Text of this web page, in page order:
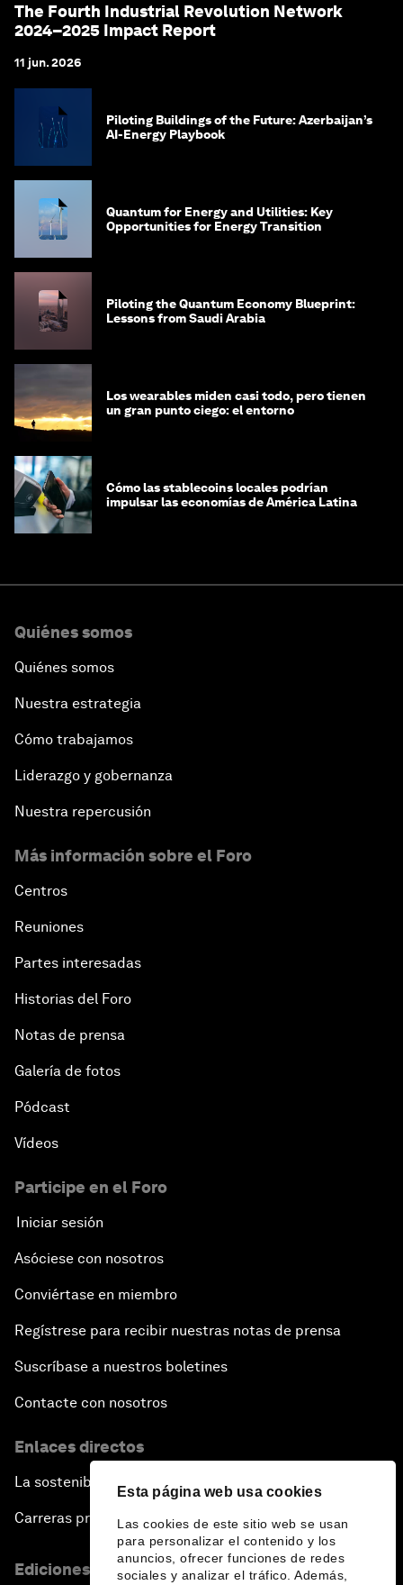
Esta página web usa cookies
Las cookies de este sitio web se usan
para personalizar el contenido y los
anuncios, ofrecer funciones de redes
sociales y analizar el tráfico. Además,
The Fourth Industrial Revolution Network
2024–2025 Impact Report
11 jun. 2026
Piloting Buildings of the Future: Azerbaijan’s
AI-Energy Playbook
Quantum for Energy and Utilities: Key
Opportunities for Energy Transition
Piloting the Quantum Economy Blueprint:
Lessons from Saudi Arabia
Los wearables miden casi todo, pero tienen
un gran punto ciego: el entorno
Cómo las stablecoins locales podrían
impulsar las economías de América Latina
Quiénes somos
Quiénes somos
Nuestra estrategia
Cómo trabajamos
Liderazgo y gobernanza
Nuestra repercusión
Más información sobre el Foro
Centros
Reuniones
Partes interesadas
Historias del Foro
Notas de prensa
Galería de fotos
Pódcast
Vídeos
Participe en el Foro
Iniciar sesión
Asóciese con nosotros
Conviértase en miembro
Regístrese para recibir nuestras notas de prensa
Suscríbase a nuestros boletines
Contacte con nosotros
Enlaces directos
La sostenibilidad en el Foro
Carreras profesionales
Ediciones en otros idiomas